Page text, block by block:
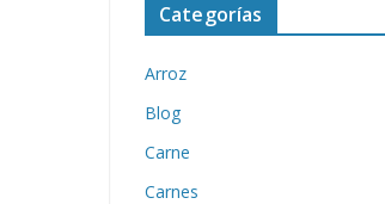
Categorías
Arroz
Blog
Carne
Carnes